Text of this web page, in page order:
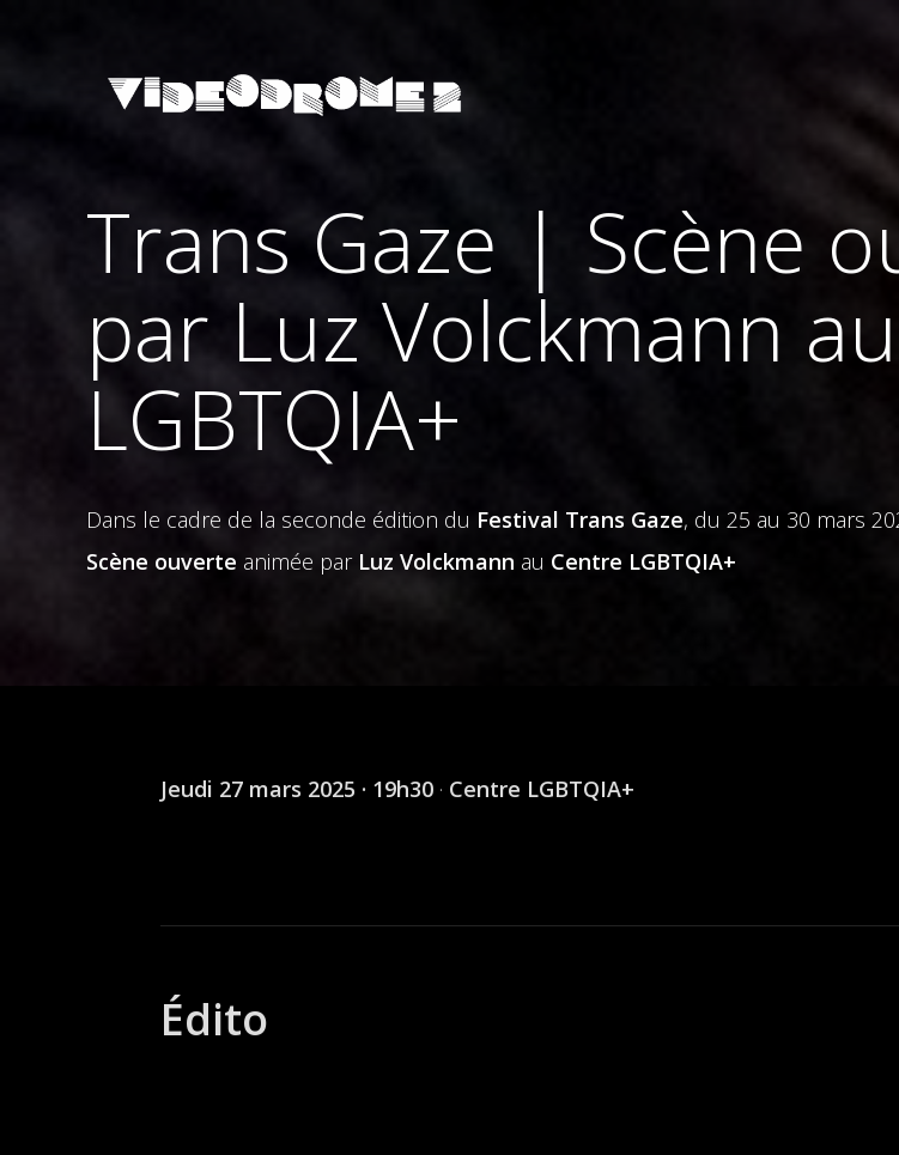
Trans Gaze | Scène
par Luz Volckmann
LGBTQIA+
Dans le cadre de la seconde édition du Festival Trans Gaze, du 25 au 30 mars
Scène ouverte animée parLuz Volckmann au Centre LGBTQIA+
Jeudi 27 mars 2025 · 19h30 · Centre LGBTQIA+
Édito